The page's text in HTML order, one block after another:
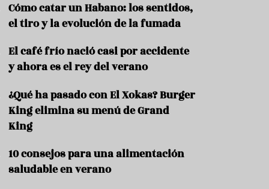
R
e
S
u
d
Cómo catar un Habano: los sentidos,
el tiro y la evolución de la fumada
El café frío nació casi por accidente
y ahora es el rey del verano
¿Qué ha pasado con El Xokas? Burger
King elimina su menú de Grand
King
10 consejos para una alimentación
saludable en verano